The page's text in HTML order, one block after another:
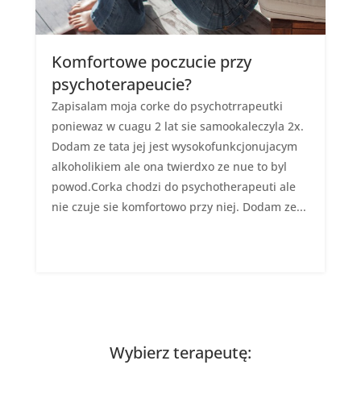
Komfortowe poczucie przy
psychoterapeucie?
Zapisalam moja corke do psychotrrapeutki
poniewaz w cuagu 2 lat sie samookaleczyla 2x.
Dodam ze tata jej jest wysokofunkcjonujacym
alkoholikiem ale ona twierdxo ze nue to byl
powod.Corka chodzi do psychotherapeuti ale
nie czuje sie komfortowo przy niej. Dodam ze...
Wybierz terapeutę: